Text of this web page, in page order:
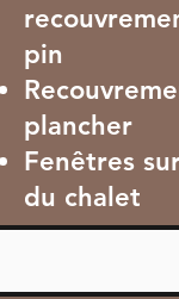
pin
plancher
Fenêtres
du chalet